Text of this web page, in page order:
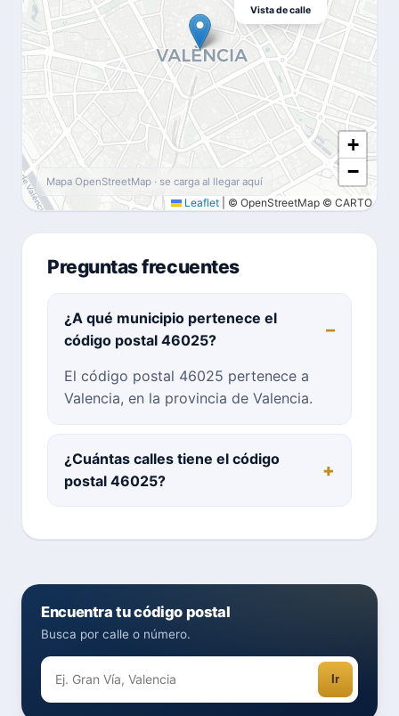
+
−
Leaflet © OpenStreetMap © CARTO
Vista de calle
Mapa OpenStreetMap · se carga al llegar aquí
Preguntas frecuentes
¿A qué municipio pertenece el
código postal 46025?
El código postal 46025 pertenece a
Valencia, en la provincia de Valencia.
¿Cuántas calles tiene el código
postal 46025?
Encuentra tu código postal
Busca por calle o número.
Ir